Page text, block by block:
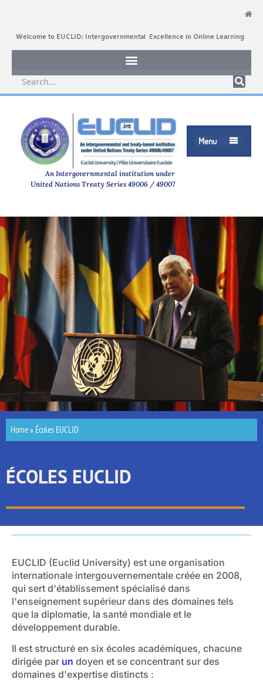
Welcome to EUCLID: Intergovernmental Excellence in Online Learning
Menu 
An Intergovernmental institution under
United Nations Treaty Series 49006 / 49007
Home» Écoles EUCLID
ÉCOLES EUCLID
EUCLID (Euclid University) est une organisation
internationale intergouvernementale créée en 2008,
qui sert d'établissement spécialisé dans
l'enseignement supérieur dans des domaines tels
que la diplomatie, la santé mondiale et le
développement durable.
Il est structuré en six écoles académiques, chacune
dirigée par un doyen et se concentrant sur des
domaines d'expertise distincts :